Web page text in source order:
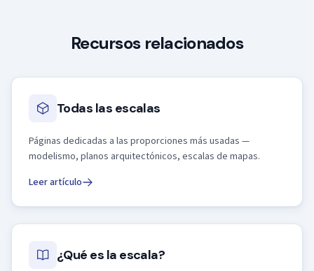
Recursos relacionados
Todas las escalas
Páginas dedicadas a las proporciones más usadas —
modelismo, planos arquitectónicos, escalas de mapas.
Leer artículo
¿Qué es la escala?